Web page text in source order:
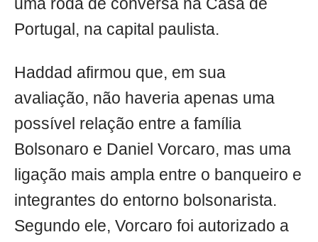
uma roda de conversa na Casa de
Portugal, na capital paulista.
Haddad afirmou que, em sua
avaliação, não haveria apenas uma
possível relação entre a família
Bolsonaro e Daniel Vorcaro, mas uma
ligação mais ampla entre o banqueiro e
integrantes do entorno bolsonarista.
Segundo ele, Vorcaro foi autorizado a